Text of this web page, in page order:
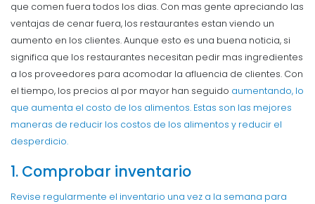
que comen fuera todos los dias. Con mas gente apreciando las
ventajas de cenar fuera, los restaurantes estan viendo un
aumento en los clientes. Aunque esto es una buena noticia, si
significa que los restaurantes necesitan pedir mas ingredientes
a los proveedores para acomodar la afluencia de clientes. Con
el tiempo, los precios al por mayor han seguido aumentando, lo
que aumenta el costo de los alimentos. Estas son las mejores
maneras de reducir los costos de los alimentos y reducir el
desperdicio.
1. Comprobar inventario
Revise regularmente el inventario una vez a la semana para